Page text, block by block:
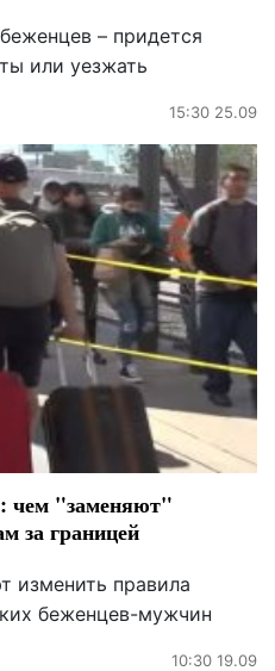
– придется
или уезжать
15:30 25.09
чем "заменяют"
за границей
изменить правила
беженцев-мужчин
10:30 19.09